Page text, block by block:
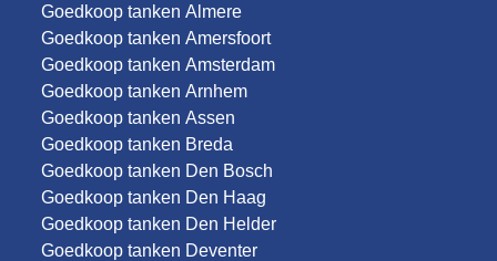
Goedkoop tanken Almere
Goedkoop tanken Amersfoort
Goedkoop tanken Amsterdam
Goedkoop tanken Arnhem
Goedkoop tanken Assen
Goedkoop tanken Breda
Goedkoop tanken Den Bosch
Goedkoop tanken Den Haag
Goedkoop tanken Den Helder
Goedkoop tanken Deventer